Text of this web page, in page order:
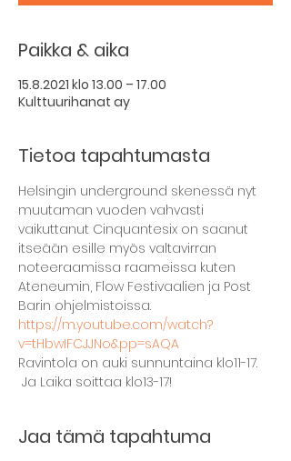
Paikka & aika
15.8.2021 klo 13.00 – 17.00
Kulttuurihanat ay
Tietoa tapahtumasta
Helsingin underground skenessä nyt
muutaman vuoden vahvasti
vaikuttanut Cinquantesix on saanut
itseään esille myös valtavirran
noteeraamissa raameissa kuten
Ateneumin, Flow Festivaalien ja Post
Barin ohjelmistoissa.
https://m.youtube.com/watch?
v=tHbwIFCJJNo&pp=sAQA
Ravintola on auki sunnuntaina klo11-17.
Ja Laika soittaa klo13-17!
Jaa tämä tapahtuma